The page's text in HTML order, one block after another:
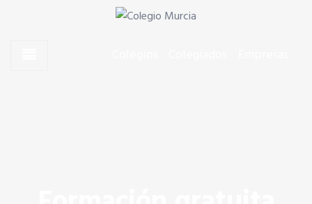
Colegio Murcia
Agentes Comerciales de Murcia